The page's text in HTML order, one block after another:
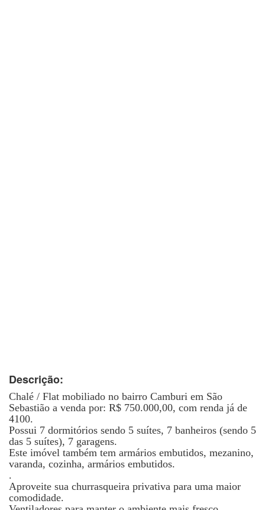
Descrição:
Chalé / Flat mobiliado no bairro Camburi em São
Sebastião a venda por: R$ 750.000,00, com renda já de
4100.
Possui 7 dormitórios sendo 5 suítes, 7 banheiros (sendo 5
das 5 suítes), 7 garagens.
Este imóvel também tem armários embutidos, mezanino,
varanda, cozinha, armários embutidos.
.
Aproveite sua churrasqueira privativa para uma maior
comodidade.